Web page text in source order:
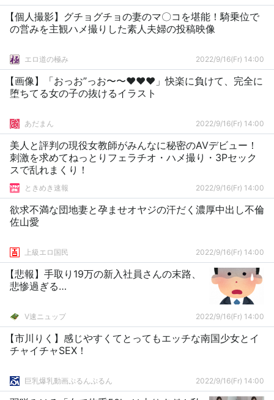
【個人撮影】グチョグチョの妻のマ〇コを堪能！騎乗位で
の営みを主観ハメ撮りした素人夫婦の投稿映像
エロ道の極み 2022/9/16(Fr) 14:00
【画像】「おっお”っお〜〜❤︎❤︎❤︎」快楽に負けて、完全に
堕ちてる女の子の抜けるイラスト
あだまん 2022/9/16(Fr) 14:00
美人と評判の現役女教師がみんなに秘密のAVデビュー！
刺激を求めてねっとりフェラチオ・ハメ撮り・3Pセック
スで乱れまくり！
ときめき速報 2022/9/16(Fr) 14:00
欲求不満な団地妻と孕ませオヤジの汗だく濃厚中出し不倫
佐山愛
上級エロ国民 2022/9/16(Fr) 14:00
【悲報】手取り19万の新入社員さんの末路、
悲惨過ぎる…
V速ニュップ 2022/9/16(Fr) 14:00
【市川りく】感じやすくてとってもエッチな南国少女とイ
チャイチャSEX！
巨乳爆乳動画ぷるんぷるん 2022/9/16(Fr) 14:00